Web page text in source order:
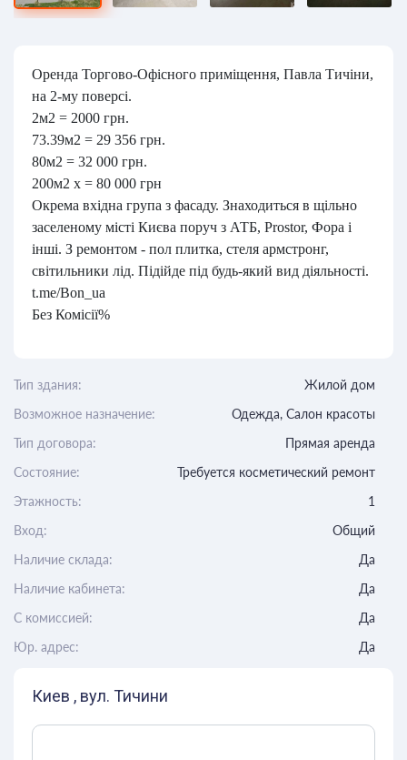
Оренда Торгово-Офісного приміщення, Павла Тичіни,
на 2-му поверсі.
2м2 = 2000 грн.
73.39м2 = 29 356 грн.
80м2 = 32 000 грн.
200м2 х = 80 000 грн
Окрема вхідна група з фасаду. Знаходиться в щільно
заселеному місті Києва поруч з АТБ, Prostor, Фора і
інші. З ремонтом - пол плитка, стеля армстронг,
світильники лід. Підійде під будь-який вид діяльності.
t.me/Bon_ua
Без Комісії%
Тип здания:
Жилой дом
Возможное назначение:
Одежда, Салон красоты
Тип договора:
Прямая аренда
Состояние:
Требуется косметический ремонт
Этажность:
1
Вход:
Общий
Наличие склада:
Да
Наличие кабинета:
Да
C комиссией:
Да
Юр. адрес:
Да
Киев , вул. Тичини